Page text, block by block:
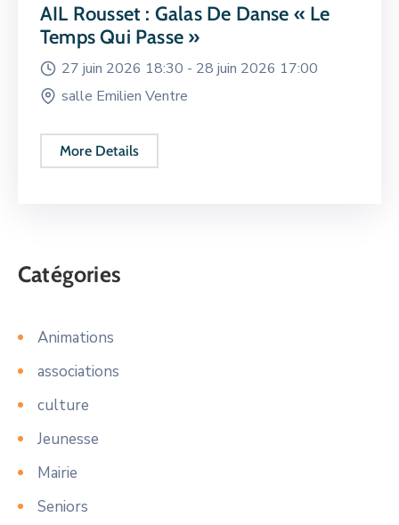
AIL Rousset : Galas De Danse « Le
Temps Qui Passe »
27 juin 2026 18:30 - 28 juin 2026 17:00
salle Emilien Ventre
More Details
Catégories
Animations
associations
culture
Jeunesse
Mairie
Seniors